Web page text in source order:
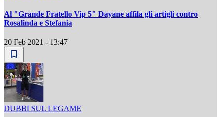
Al "Grande Fratello Vip 5" Dayane affila gli artigli contro
Rosalinda e Stefania
20 Feb 2021 - 13:47
DUBBI SUL LEGAME